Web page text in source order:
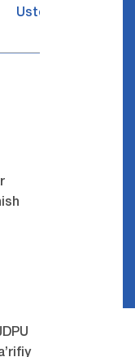
Ustozlar suhbatin